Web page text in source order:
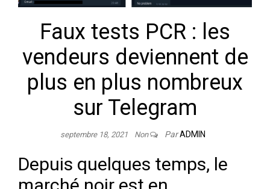
Faux tests PCR : les
vendeurs deviennent de
plus en plus nombreux
sur Telegram
septembre 18, 2021 Non ParADMIN
Depuis quelques temps, le